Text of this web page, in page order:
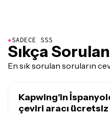
●SADECE SSS
Sıkça
En sık sorulan soruların
Kapwing'in
çeviri aracı